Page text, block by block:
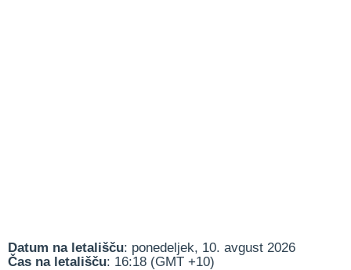
Datum na letališču: ponedeljek, 10. avgust 2026
Čas na letališču: 16:18 (GMT +10)